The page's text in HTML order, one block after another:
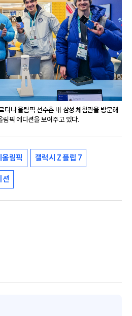
나 올림픽 선수촌 내 삼성 체험관을 방문해
림픽 에디션을 보여주고 있다.
림픽 갤럭시 Z 플립 7
션